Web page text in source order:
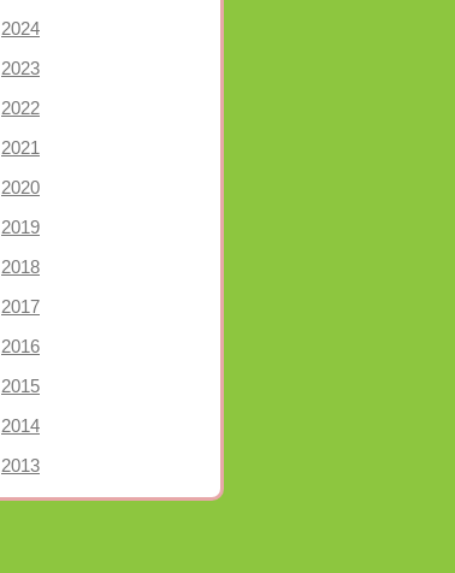
2024
2023
2022
2021
2020
2019
2018
2017
2016
2015
2014
2013